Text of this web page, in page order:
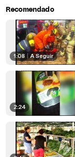
Recomendado
1:08 A Seguir
2:24